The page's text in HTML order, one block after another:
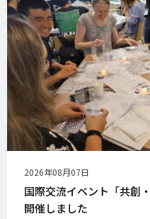
公
開
日
2026年08月07日
国際交流イベント「共創
開催しました